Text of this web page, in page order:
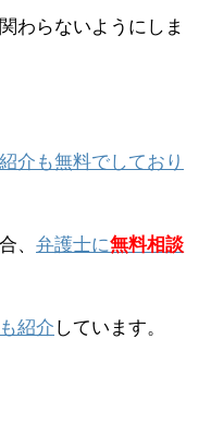
わらないようにしま
介も無料でしており
、 弁護士に無料相談
紹介 しています。